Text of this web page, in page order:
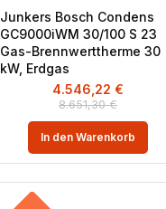
Junkers Bosch Condens
GC9000iWM 30/100 S 23
Gas-Brennwerttherme 30
kW, Erdgas
8.651,30€
4.546,22 €
In den Warenkorb